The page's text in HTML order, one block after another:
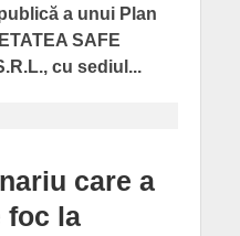
a unui Plan
SAFE
cu sediul...
care a
foc la